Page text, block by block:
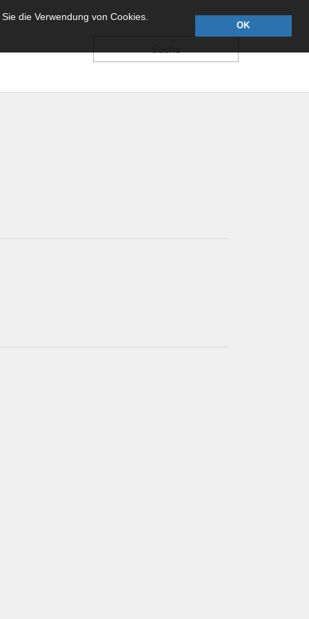
die Verwendung von Cookies.
OK
Suche